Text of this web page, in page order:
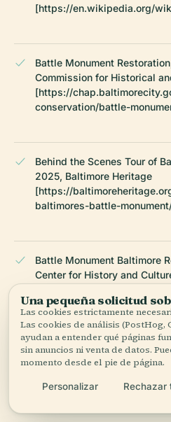
[https://en.wikipedia.org/
Battle Monument
Commission for Historical
[https://
conservation/battle-
Behind the Scenes Tour of
2025, Baltimore Heritage
[https://
baltimores-battle-
Battle Monument Baltimore
Center for History and
[https://
baltimore/]
Tour of War of 1812
Trust [https://
war-1812-baltimore-one-day]
Una pequeña solicitud
Las cookies estrictamente
Las cookies de análisis (PostHog,
ayudan a entender qué páginas
sin anuncios ni venta de datos.
momento desde el pie de página.
Personalizar Rechazar